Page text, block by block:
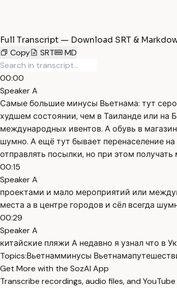
Full Transcript — Download SRT &
Copy
SRT MD
00:00
Speaker A
Самые большие минусы Вьетнама: тут
худшем состоянии, чем в Таиланде или
международных ивентов. А обувь в
шумно. А ещё тут бывает перенаселение
отправлять посылки, но при этом
00:15
Speaker A
проектами и мало мероприятий или
места а в центре городов и сёл всегда
00:29
Speaker A
китайские пляжи А недавно я узнал что в
Topics:Вьетнамминусы Вьетнама
Get More with the SozAI App
Transcribe recordings, audio files, and